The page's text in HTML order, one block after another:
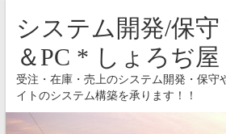
システム開発/保守
＆PC * しょろぢ屋
受注・在庫・売上のシステム開発・保守
イトのシステム構築を承ります！！